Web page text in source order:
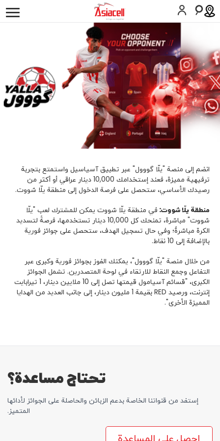
لمحة عن الشركة وظائف المدونات
الخدمات
اسيامول
عشرة عمر
المساعدة
كوردى English
انضم إلى منصة "يلّا گووول" عبر تطبيق آسياسيل واستمتع بتجربة
ترفيهية مميزة، فعند إستخدامك 10,000 دينار عراقي أو أكثر من
رصيدك الأساسي، ستحصل على فرصة الدخول إلى منطقة يلّا شووت.
منطقة يلّا شووت: في منطقة يلّا شووت يمكن للمشترك لعب "يلّا
شووت" مباشرة، تمنحك كل 10,000 دينار تستخدمها، فرصةً لتسديد
الكرة مباشرةً؛ وفي حال تسجيل الهدف، ستحصل على جوائز فورية
بالإضافة إلى 10 نقاط.
من خلال منصة "يلّا گووول"، يمكنك الفوز بجوائز فورية وكبرى عبر
التفاعل وجمع النقاط للارتقاء في لوحة المتصدرين. تشمل الجوائز
الكبرى، "قسائم آسيامول قيمتها تصل إلى 10 ملايين دينار، 1 تيرابايت
إنترنت، ورصيد RED بقيمة 1 مليون دينار، إلى جانب العديد من الهدايا
المميزة الأخرى".
تحتاج مساعدة؟
إستفد من قنواتنا الخاصة بدعم الزبائن والحاصلة علی الجوائز لأدائها
المتمیز.
احصل على المساعدة